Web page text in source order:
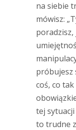
na siebie
mówisz:
poradzisz,
próbujesz
coś, co
tej sytuacji
to trudne